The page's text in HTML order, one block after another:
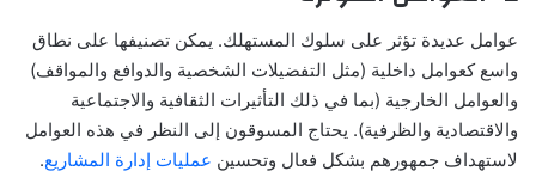
عوامل عديدة تؤثر على سلوك المستهلك. يمكن تصنيفها على نطاق
واسع كعوامل داخلية (مثل التفضيلات الشخصية والدوافع والمواقف)
والعوامل الخارجية (بما في ذلك التأثيرات الثقافية والاجتماعية
والاقتصادية والظرفية). يحتاج المسوقون إلى النظر في هذه العوامل
لاستهداف جمهورهم بشكل فعال وتحسين عمليات إدارة المشاريع.